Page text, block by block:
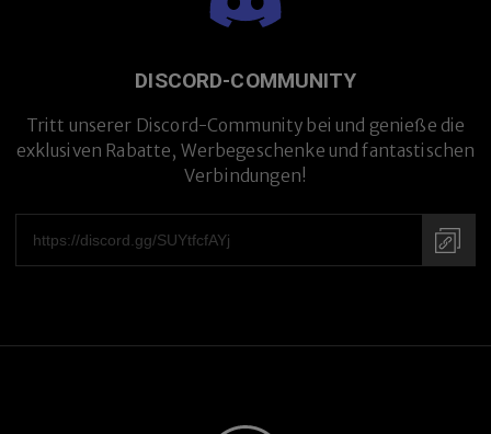
DISCORD-COMMUNITY
Tritt unserer Discord-Community bei und genieße die
exklusiven Rabatte, Werbegeschenke und fantastischen
Verbindungen!